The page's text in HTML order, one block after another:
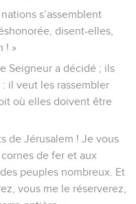
s’assemblent
disent-elles,
! »
Seigneur a décidé ; ils
il veut les rassembler
où elles doivent être
de Jérusalem ! Je vous
de fer et aux
peuples nombreux. Et
vous me le réserverez,